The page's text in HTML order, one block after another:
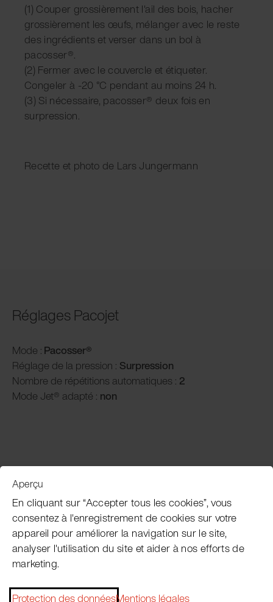
(1) Couper grossièrement l'ail des bois, hacher
grossièrement les œufs, mélanger avec le reste
des ingrédients et verser dans un bol à
pacosser®.
(2) Fermer avec le couvercle et étiqueter.
Congeler à -20 °C pendant au moins 24 h.
(3) Si nécessaire, pacosser® deux fois en
surpression.
Recette et photo de Lars Jungermann
Réglages Pacojet
Mode : Pacosser®
Réglage de la pression : Surpression
Nombre de répétitions automatiques : 2
Mode Jet® adapté : non
Service clientèle
Subscribe Pacojet Newsletter
Would you like to be regularly updated on news, event
Aperçu
En cliquant sur “Accepter tous les cookies”, vous
consentez à l'enregistrement de cookies sur votre
appareil pour améliorer la navigation sur le site,
analyser l'utilisation du site et aider à nos efforts de
marketing.
Protection des donnéesMentions légales